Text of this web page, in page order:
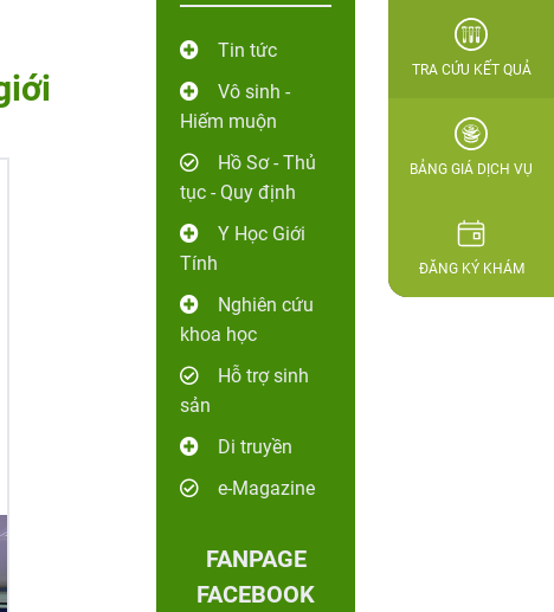
Tin tức
Vô sinh -
Hiếm muộn
Hồ Sơ - Thủ
tục - Quy định
Y Học Giới
Tính
Nghiên cứu
khoa học
Hỗ trợ sinh
sản
Di truyền
e-Magazine
FANPAGE
FACEBOOK
TRA CỨU KẾT QUẢ
BẢNG GIÁ DỊCH VỤ
ĐĂNG KÝ KHÁM